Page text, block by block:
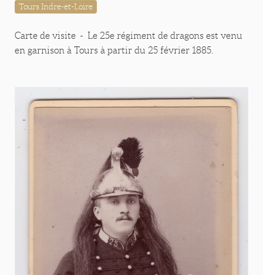
Tours Indre-et-Loire
Carte de visite - Le 25e régiment de dragons est venu
en garnison à Tours à partir du 25 février 1885.